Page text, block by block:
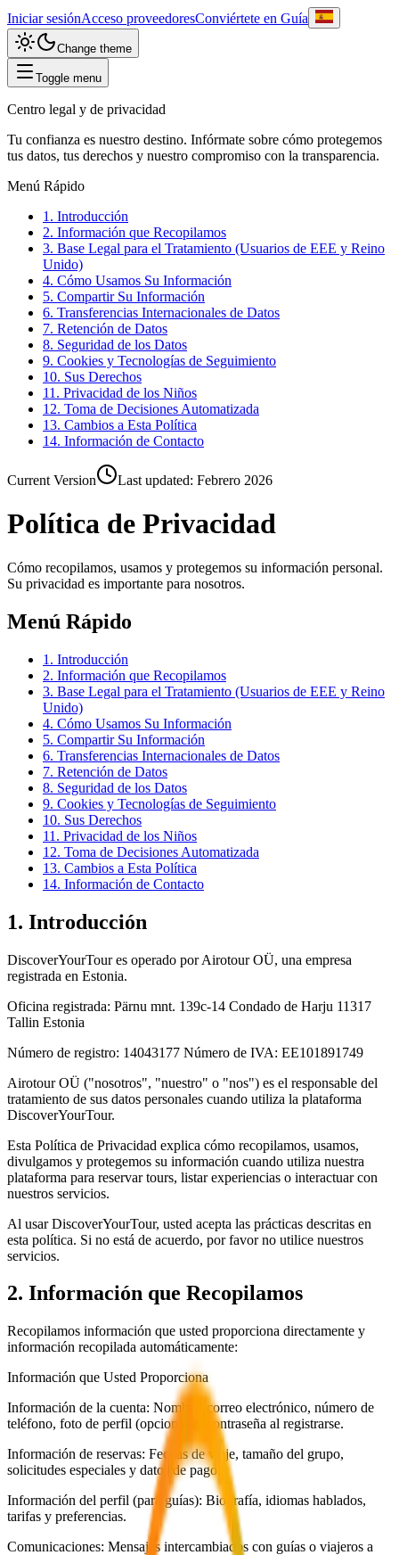
Iniciar sesiónAcceso proveedoresConviértete en Guía
Change theme
Toggle menu
Centro legal y de privacidad
Tu confianza es nuestro destino. Infórmate sobre cómo protegemos
tus datos, tus derechos y nuestro compromiso con la transparencia.
Menú Rápido
1. Introducción
2. Información que Recopilamos
3. Base Legal para el Tratamiento (Usuarios de EEE y Reino
Unido)
4. Cómo Usamos Su Información
5. Compartir Su Información
6. Transferencias Internacionales de Datos
7. Retención de Datos
8. Seguridad de los Datos
9. Cookies y Tecnologías de Seguimiento
10. Sus Derechos
11. Privacidad de los Niños
12. Toma de Decisiones Automatizada
13. Cambios a Esta Política
14. Información de Contacto
Current Version Last updated: Febrero 2026
Política de Privacidad
Cómo recopilamos, usamos y protegemos su información personal.
Su privacidad es importante para nosotros.
Menú Rápido
1. Introducción
2. Información que Recopilamos
3. Base Legal para el Tratamiento (Usuarios de EEE y Reino
Unido)
4. Cómo Usamos Su Información
5. Compartir Su Información
6. Transferencias Internacionales de Datos
7. Retención de Datos
8. Seguridad de los Datos
9. Cookies y Tecnologías de Seguimiento
10. Sus Derechos
11. Privacidad de los Niños
12. Toma de Decisiones Automatizada
13. Cambios a Esta Política
14. Información de Contacto
1. Introducción
DiscoverYourTour es operado por Airotour OÜ, una empresa
registrada en Estonia.
Oficina registrada: Pärnu mnt. 139c-14 Condado de Harju 11317
Tallin Estonia
Número de registro: 14043177 Número de IVA: EE101891749
Airotour OÜ ("nosotros", "nuestro" o "nos") es el responsable del
tratamiento de sus datos personales cuando utiliza la plataforma
DiscoverYourTour.
Esta Política de Privacidad explica cómo recopilamos, usamos,
divulgamos y protegemos su información cuando utiliza nuestra
plataforma para reservar tours, listar experiencias o interactuar con
nuestros servicios.
Al usar DiscoverYourTour, usted acepta las prácticas descritas en
esta política. Si no está de acuerdo, por favor no utilice nuestros
servicios.
2. Información que Recopilamos
Recopilamos información que usted proporciona directamente y
información recopilada automáticamente:
Información que Usted Proporciona
Información de la cuenta: Nombre, correo electrónico, número de
teléfono, foto de perfil (opcional) y contraseña al registrarse.
Información de reservas: Fechas de viaje, tamaño del grupo,
solicitudes especiales y datos de pago.
Información del perfil (para guías): Biografía, idiomas hablados,
tarifas y preferencias.
Comunicaciones: Mensajes intercambiados con guías o viajeros a